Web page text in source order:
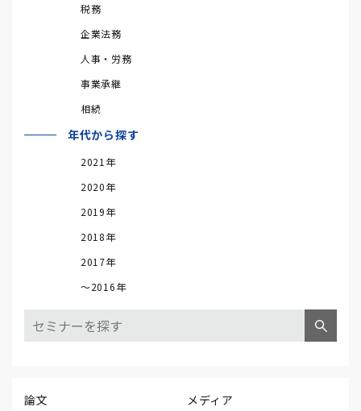
税務
企業法務
人事・労務
事業承継
相続
年代から探す
2021年
2020年
2019年
2018年
2017年
～2016年
論文
メディア